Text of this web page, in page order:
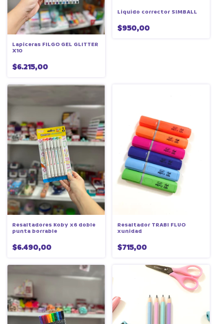
Lapiceras FILGO GEL GLITTER
X10
$6.215,00
Liquido corrector SIMBALL
$950,00
Resaltadores Koby x6 doble
punta borrable
$6.490,00
Resaltador TRABI FLUO
xunidad
$715,00